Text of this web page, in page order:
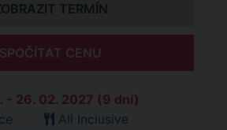
TERMÍN
SPOČÍTAT CENU
- 26. 02. 2027 (9 dní)
All Inclusive